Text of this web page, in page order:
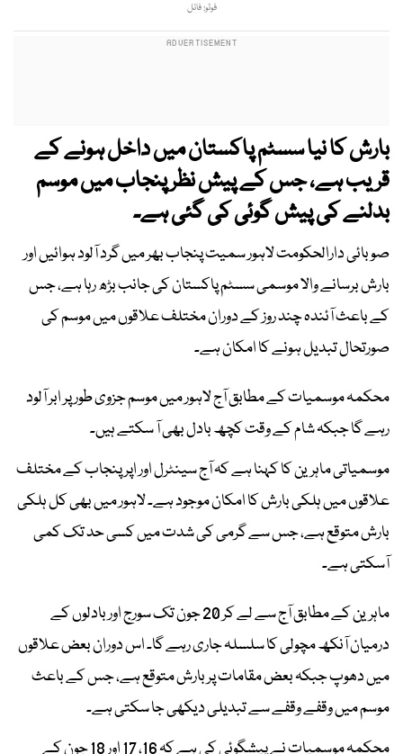
فوٹو: فائل
بارش کا نیا سسٹم پاکستان میں داخل ہونے کے
قریب ہے، جس کے پیش نظر پنجاب میں موسم
بدلنے کی پیش گوئی کی گئی ہے۔
صوبائی دارالحکومت لاہور سمیت پنجاب بھر میں گرد آلود ہوائیں اور
بارش برسانے والا موسمی سسٹم پاکستان کی جانب بڑھ رہا ہے، جس
کے باعث آئندہ چند روز کے دوران مختلف علاقوں میں موسم کی
صورتحال تبدیل ہونے کا امکان ہے۔
محکمہ موسمیات کے مطابق آج لاہور میں موسم جزوی طور پر ابر آلود
رہے گا جبکہ شام کے وقت کچھ بادل بھی آ سکتے ہیں۔
موسمیاتی ماہرین کا کہنا ہے کہ آج سینٹرل اور اپر پنجاب کے مختلف
علاقوں میں ہلکی بارش کا امکان موجود ہے۔ لاہور میں بھی کل ہلکی
بارش متوقع ہے، جس سے گرمی کی شدت میں کسی حد تک کمی
آسکتی ہے۔
ماہرین کے مطابق آج سے لے کر 20 جون تک سورج اور بادلوں کے
درمیان آنکھ مچولی کا سلسلہ جاری رہے گا۔ اس دوران بعض علاقوں
میں دھوپ جبکہ بعض مقامات پر بارش متوقع ہے، جس کے باعث
موسم میں وقفے وقفے سے تبدیلی دیکھی جا سکتی ہے۔
محکمہ موسمیات نے پیشگوئی کی ہے کہ 16، 17 اور 18 جون کے